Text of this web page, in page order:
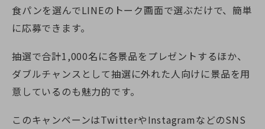
食パンを選んでLINEのトーク画面で選ぶだけで、簡単
に応募できます。
抽選で合計1,000名に各景品をプレゼントするほか、
ダブルチャンスとして抽選に外れた人向けに景品を用
意しているのも魅力的です。
このキャンペーンはTwitterやInstagramなどのSNS